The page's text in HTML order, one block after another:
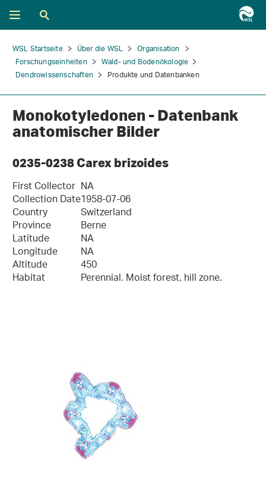
WSL Startseite Über die WSL
Organisation
Forschungseinheiten
Wald- und Bodenökologie
Dendrowissenschaften
Produkte und Datenbanken
Monokotyledonen - Datenbank
anatomischer Bilder
0235-0238 Carex brizoides
First Collector NA
Collection Date1958-07-06
Country Switzerland
Province Berne
Latitude NA
Longitude NA
Altitude 450
Habitat Perennial. Moist forest, hill zone.